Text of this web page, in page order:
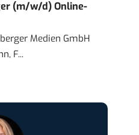
(m/w/d) Online-
Medien GmbH
F...